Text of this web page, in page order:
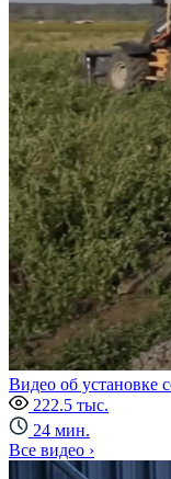
Видео об установке
222.5 тыс.
24 мин.
Все видео ›